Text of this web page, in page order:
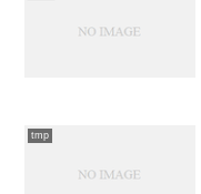
tmp